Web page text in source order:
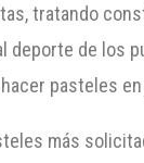
tratando
deporte de los
pasteles
más